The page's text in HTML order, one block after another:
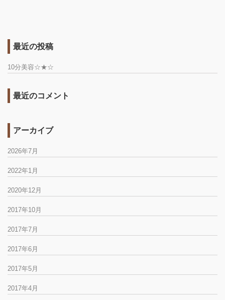
最近の投稿
10分美容☆★☆
最近のコメント
アーカイブ
2026年7月
2022年1月
2020年12月
2017年10月
2017年7月
2017年6月
2017年5月
2017年4月